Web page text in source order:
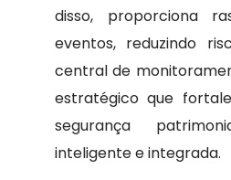
disso, proporciona
eventos, reduzindo
central de
estratégico que
segurança
inteligente e integrada.